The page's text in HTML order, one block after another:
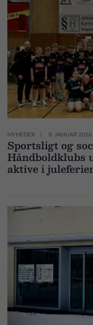
NYHEDER 8. JANUAR 2026
Sportsligt og
Håndboldklubs
aktive i